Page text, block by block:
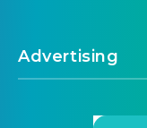
Advertising